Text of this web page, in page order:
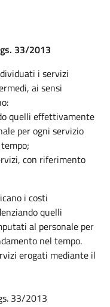
33/2013
i servizi
ai sensi
quelli effettivamente
per ogni servizio
con riferimento
i costi
quelli
al personale per
nel tempo.
erogati mediante il
33/2013